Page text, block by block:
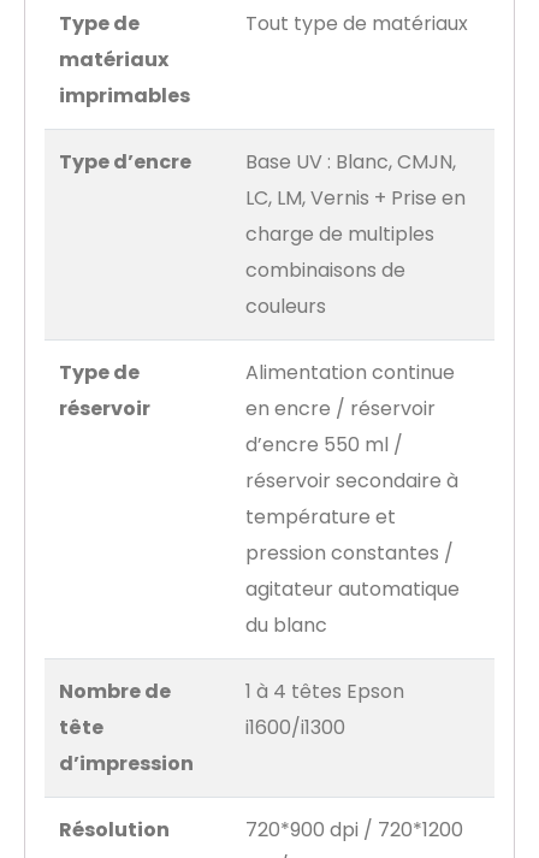
Type de
matériaux
imprimables
Tout type de matériaux
Type d’encre
Base UV : Blanc, CMJN,
LC, LM, Vernis + Prise en
charge de multiples
combinaisons de
couleurs
Type de
réservoir
Alimentation continue
en encre / réservoir
d’encre 550 ml /
réservoir secondaire à
température et
pression constantes /
agitateur automatique
du blanc
Nombre de
tête
d’impression
1 à 4 têtes Epson
i1600/i1300
Résolution
720*900 dpi / 720*1200